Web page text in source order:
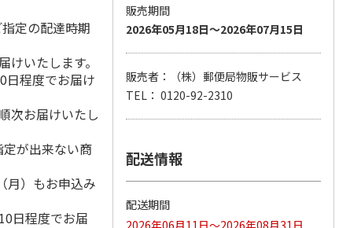
定の配達時期
いたします。
日程度でお届け
次お届けいたし
が出来ない商
月）もお申込み
日程度でお届
販売期間
2026年05月18日～2026年07月15日
販売者：（株）郵便局物販サービス
TEL： 0120-92-2310
配送情報
配送期間
2026年06月11日～2026年08月31日